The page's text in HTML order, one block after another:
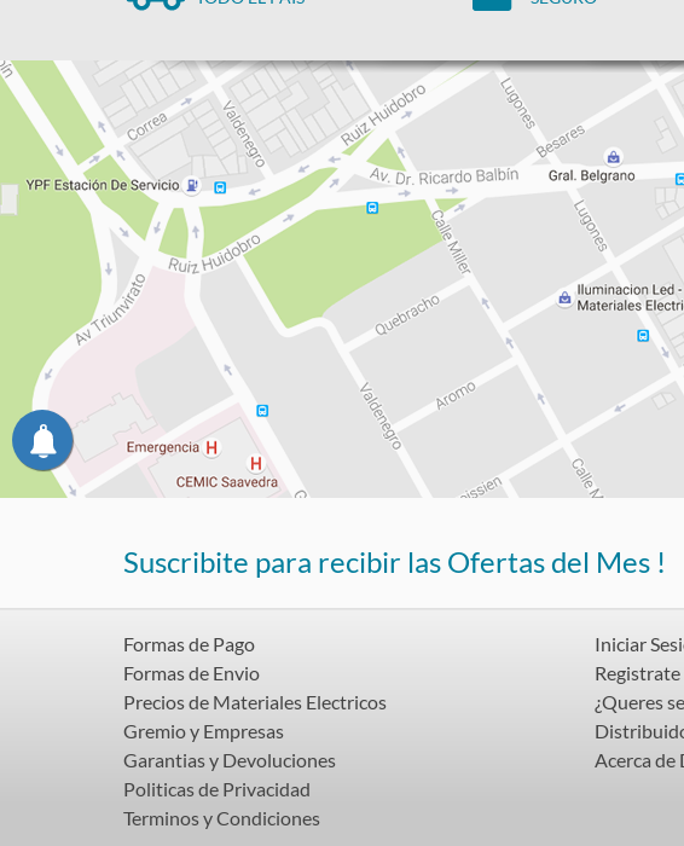
Suscribite para recibir las Ofertas del Mes !
Formas de Pago
Formas de Envio
Precios de Materiales Electricos
Gremio y Empresas
Garantias y Devoluciones
Politicas de Privacidad
Terminos y Condiciones
Iniciar
Registrate
¿Queres
Acerca